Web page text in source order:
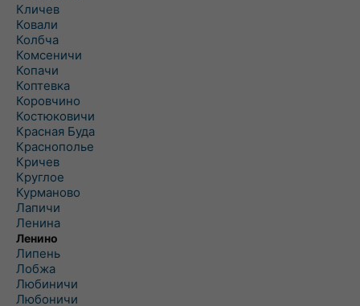
Кличев
Ковали
Колбча
Комсеничи
Копачи
Коптевка
Коровчино
Костюковичи
Красная Буда
Краснополье
Кричев
Круглое
Курманово
Лапичи
Ленина
Ленино
Липень
Лобжа
Любиничи
Любоничи